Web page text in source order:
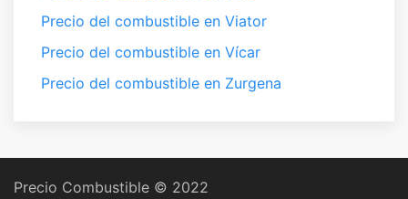
Precio del combustible en Viator
Precio del combustible en Vícar
Precio del combustible en Zurgena
Precio Combustible © 2022